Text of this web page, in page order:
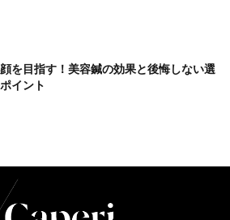
を目指す！美容鍼の効果と後悔しない選
イント